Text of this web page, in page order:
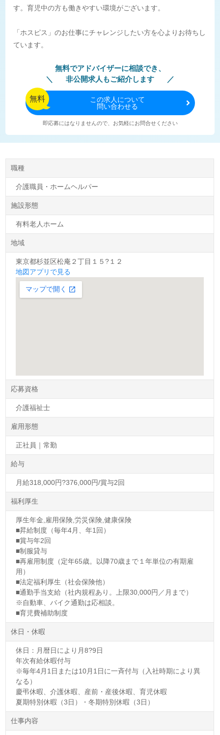
す。育児中の方も働きやすい環境がございます。
「ホスピス」のお仕事にチャレンジしたい方を心よりお待ちし
ています。
無料でアドバイザーに相談でき、
非公開求人もご紹介します
無料 この求人について
問い合わせる
即応募にはなりませんので、お気軽にお問合せください
職種
介護職員・ホームヘルパー
施設形態
有料老人ホーム
地域
東京都杉並区松庵２丁目１５?１２
地図アプリで見る
応募資格
介護福祉士
雇用形態
正社員｜常勤
給与
月給318,000円?376,000円/賞与2回
福利厚生
厚生年金,雇用保険,労災保険,健康保険
■昇給制度（毎年4月、年1回）
■賞与年2回
■制服貸与
■再雇用制度（定年65歳。以降70歳まで１年単位の有期雇
用）
■法定福利厚生（社会保険他）
■通勤手当支給（社内規程あり。上限30,000円／月まで）
※自動車、バイク通勤は応相談。
■育児費補助制度
休日・休暇
休日：月暦日により月8?9日
年次有給休暇付与
※毎年4月1日または10月1日に一斉付与（入社時期により異
なる）
慶弔休暇、介護休暇、産前・産後休暇、育児休暇
夏期特別休暇（3日）・冬期特別休暇（3日）
仕事内容